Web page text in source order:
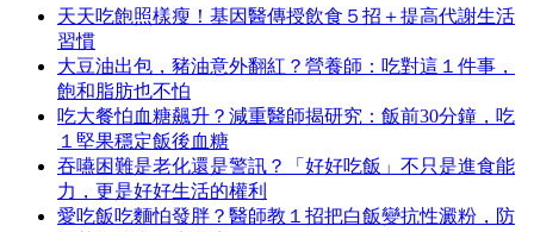
天天吃飽照樣瘦！基因醫傳授飲食５招＋提高代謝生活
習慣
大豆油出包，豬油意外翻紅？營養師：吃對這１件事，
飽和脂肪也不怕
吃大餐怕血糖飆升？減重醫師揭研究：飯前30分鐘，吃
１堅果穩定飯後血糖
吞嚥困難是老化還是警訊？「好好吃飯」不只是進食能
力，更是好好生活的權利
愛吃飯吃麵怕發胖？醫師教１招把白飯變抗性澱粉，防